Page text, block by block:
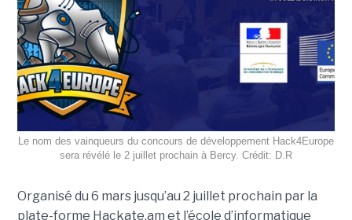
Le nom des vainqueurs du concours de développement Hack4Europe
sera révélé le 2 juillet prochain à Bercy. Crédit: D.R
Organisé du 6 mars jusqu’au 2 juillet prochain par la
plate-forme Hackate.am et l’école d’informatique